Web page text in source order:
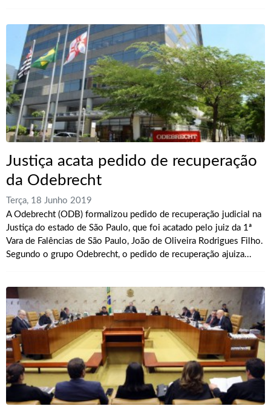
Justiça acata pedido de recuperação
da Odebrecht
Terça, 18 Junho 2019
A Odebrecht (ODB) formalizou pedido de recuperação judicial na
Justiça do estado de São Paulo, que foi acatado pelo juiz da 1ª
Vara de Falências de São Paulo, João de Oliveira Rodrigues Filho.
Segundo o grupo Odebrecht, o pedido de recuperação ajuiza...